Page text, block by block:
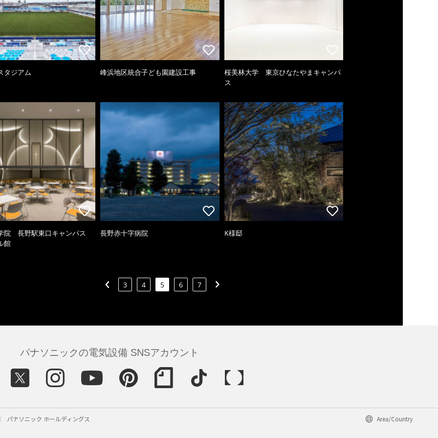
タジアム 峰浜地区統合子ども園建設工事
桜美林大学 東京ひなたやまキャンパ
ス
院 長野駅東口キャンパス
館
長野赤十字病院 K様邸
3 4 5 6 7
パナソニックの電気設備 SNSアカウント
パナソニック ホールディングス Area/Country